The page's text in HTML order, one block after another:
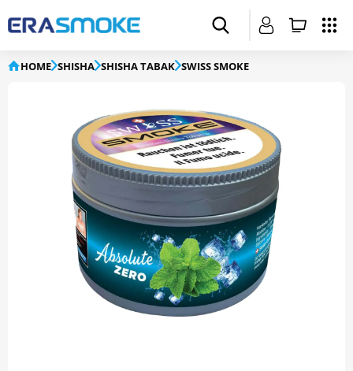
HOME SHISHA SHISHA TABAK SWISS SMOKE